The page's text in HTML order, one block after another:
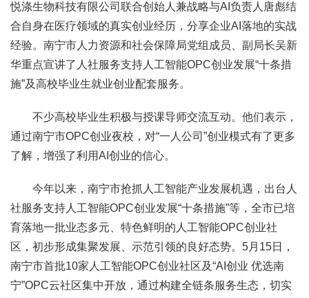
悦涤生物科技有限公司联合创始人兼战略与AI负责人唐彪结
合自身在医疗领域的真实创业经历，分享企业AI落地的实战
经验。南宁市人力资源和社会保障局党组成员、副局长吴新
华重点宣讲了人社服务支持人工智能OPC创业发展“十条措
施”及高校毕业生就业创业配套服务。
不少高校毕业生积极与授课导师交流互动。他们表示，
通过南宁市OPC创业夜校，对“一人公司”创业模式有了更多
了解，增强了利用AI创业的信心。
今年以来，南宁市抢抓人工智能产业发展机遇，出台人
社服务支持人工智能OPC创业发展“十条措施”等，全市已培
育落地一批业态多元、特色鲜明的人工智能OPC创业社
区，初步形成集聚发展、示范引领的良好态势。5月15日，
南宁市首批10家人工智能OPC创业社区及“AI创业 优选南
宁”OPC云社区集中开放，通过构建全链条服务生态，切实